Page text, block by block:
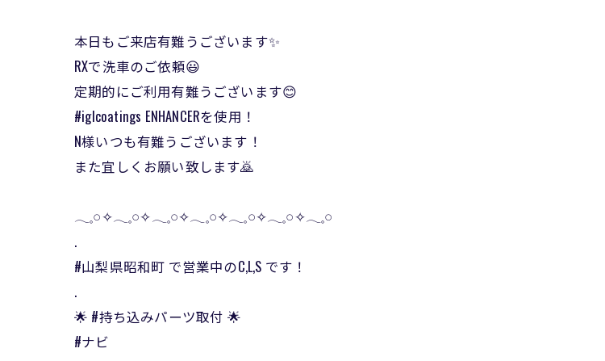
本日もご来店有難うございます✨
RXで洗車のご依頼😃
定期的にご利用有難うございます😊
#iglcoatings ENHANCERを使用！
N様いつも有難うございます！
また宜しくお願い致します🙇
𓂃𓈒𓏸✧︎𓂃𓈒𓏸✧︎𓂃𓈒𓏸✧︎𓂃𓈒𓏸✧︎𓂃𓈒𓏸✧︎𓂃𓈒𓏸✧︎𓂃𓈒𓏸
.
#山梨県昭和町 で営業中のC,L,S です！
.
🌟 #持ち込みパーツ取付 🌟
#ナビ